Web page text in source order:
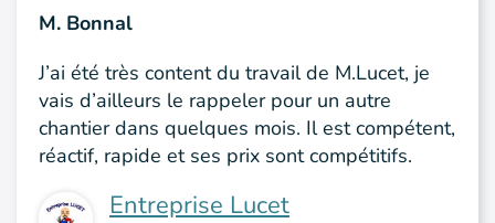
M. Bonnal
J’ai été très content du travail de M.Lucet, je
vais d’ailleurs le rappeler pour un autre
chantier dans quelques mois. Il est compétent,
réactif, rapide et ses prix sont compétitifs.
Entreprise Lucet